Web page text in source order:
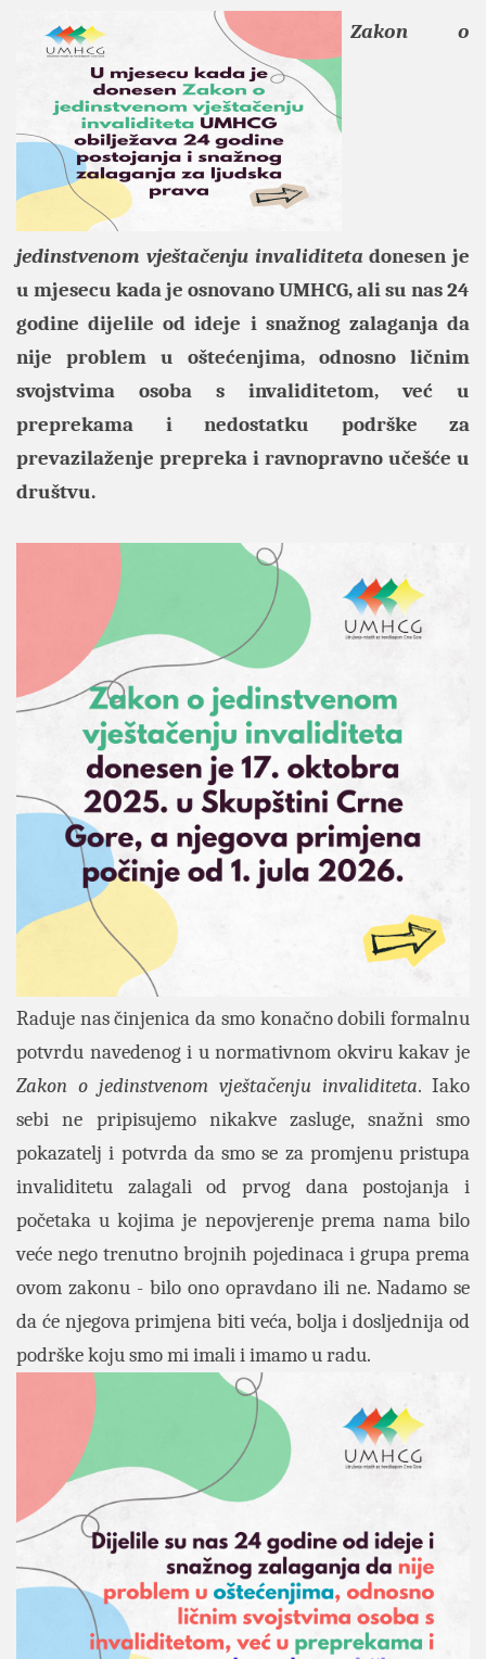
Zakon o
jedinstvenom vještačenju invaliditeta donesen je
u mjesecu kada je osnovano UMHCG, ali su nas 24
godine dijelile od ideje i snažnog zalaganja da
nije problem u oštećenjima, odnosno ličnim
svojstvima osoba s invaliditetom, već u
preprekama i nedostatku podrške za
prevazilaženje prepreka i ravnopravno učešće u
društvu.
Raduje nas činjenica da smo konačno dobili formalnu
potvrdu navedenog i u normativnom okviru kakav je
Zakon o jedinstvenom vještačenju invaliditeta. Iako
sebi ne pripisujemo nikakve zasluge, snažni smo
pokazatelj i potvrda da smo se za promjenu pristupa
invaliditetu zalagali od prvog dana postojanja i
početaka u kojima je nepovjerenje prema nama bilo
veće nego trenutno brojnih pojedinaca i grupa prema
ovom zakonu - bilo ono opravdano ili ne. Nadamo se
da će njegova primjena biti veća, bolja i dosljednija od
podrške koju smo mi imali i imamo u radu.